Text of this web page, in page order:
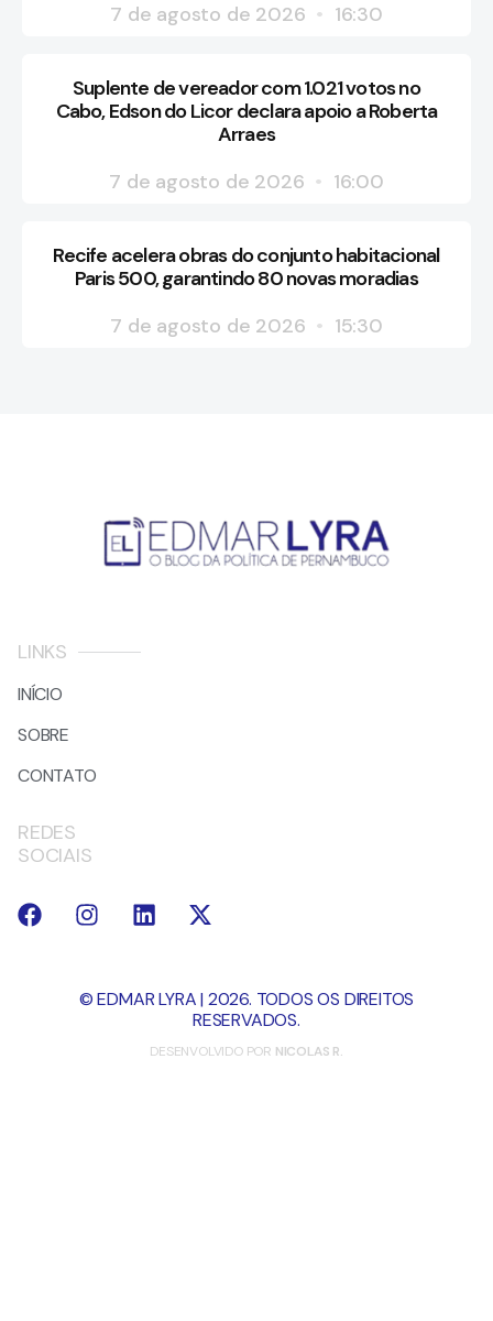
7 de agosto de 2026
16:30
Suplente de vereador com 1.021 votos no
Cabo, Edson do Licor declara apoio a Roberta
Arraes
7 de agosto de 2026
16:00
Recife acelera obras do conjunto habitacional
Paris 500, garantindo 80 novas moradias
7 de agosto de 2026
15:30
LINKS
INÍCIO
SOBRE
CONTATO
REDES
SOCIAIS
© EDMAR LYRA | 2026. TODOS OS DIREITOS
RESERVADOS.
DESENVOLVIDO POR NICOLAS R.